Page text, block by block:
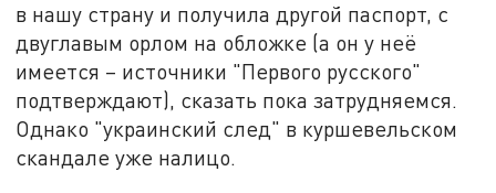
в нашу страну и получила другой паспорт, с
двуглавым орлом на обложке (а он у неё
имеется – источники "Первого русского"
подтверждают), сказать пока затрудняемся.
Однако "украинский след" в куршевельском
скандале уже налицо.